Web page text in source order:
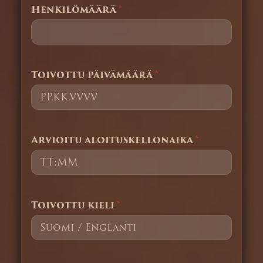
Henkilömäärä*
Toivottu päivämäärä*
Arvioitu aloituskellonaika*
Toivottu kieli *